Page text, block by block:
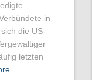
in
die US-
letzten